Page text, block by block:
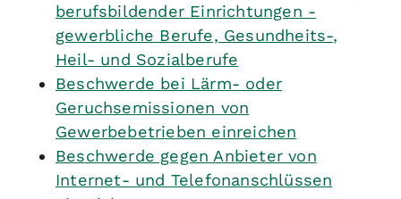
berufsbildender Einrichtungen -
gewerbliche Berufe, Gesundheits-,
Heil- und Sozialberufe
Beschwerde bei Lärm- oder
Geruchsemissionen von
Gewerbebetrieben einreichen
Beschwerde gegen Anbieter von
Internet- und Telefonanschlüssen